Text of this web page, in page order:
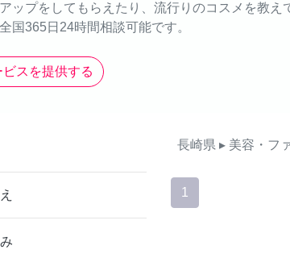
ップをしてもらえたり、流行りのコスメを教
国365日24時間相談可能です。
ビスを提供する
長崎県 ▸ 美容・フ
1